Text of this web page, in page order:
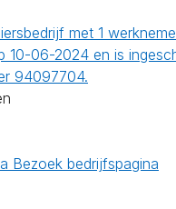
met 1
10-06-2024 en is
94097704.
Bezoek bedrijfspagina